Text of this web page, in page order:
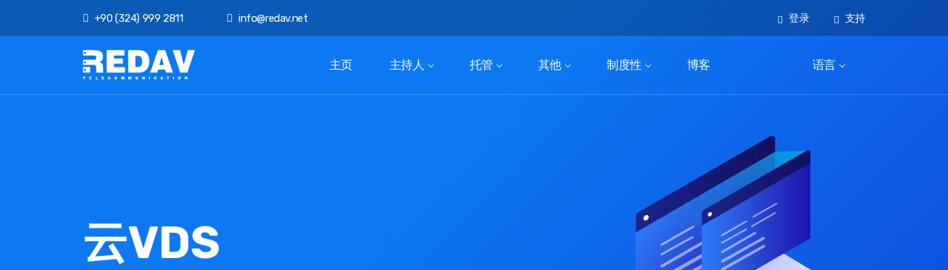
+90 (324) 999 2811 info@redav.net 登录 支持
主页 主持人 托管 其他 制度性 博客 语言
云VDS